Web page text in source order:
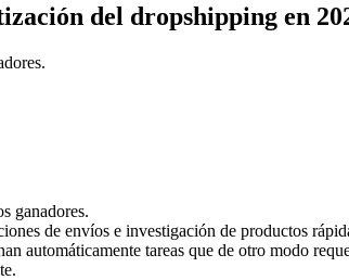
del dropshipping en
ganadores.
de envíos e investigación de productos
automáticamente tareas que de otro modo